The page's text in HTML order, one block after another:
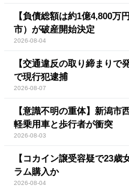
【負債総額は約1億4,800万
市）が破産開始決定
2026-08-04
【交通違反の取り締まりで
で現行犯逮捕
2026-08-07
【意識不明の重体】新潟市
軽乗用車と歩行者が衝突
2026-08-03
【コカイン譲受容疑で23
ラム購入か
2026-08-04